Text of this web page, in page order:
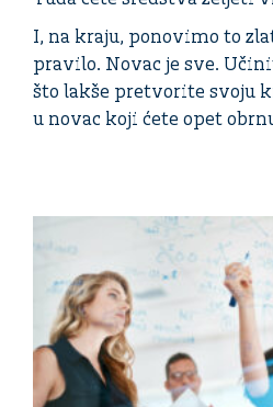
I, na kraju, ponovimo to
pravilo. Novac je sve.
što lakše pretvorite svoju
u novac koji ćete opet